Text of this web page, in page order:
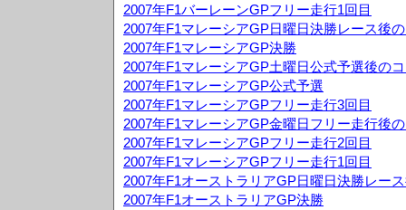
2007年F1バーレーンGPフリー走行1回目
2007年F1マレーシアGP日曜日決勝レース後
2007年F1マレーシアGP決勝
2007年F1マレーシアGP土曜日公式予選後の
2007年F1マレーシアGP公式予選
2007年F1マレーシアGPフリー走行3回目
2007年F1マレーシアGP金曜日フリー走行後
2007年F1マレーシアGPフリー走行2回目
2007年F1マレーシアGPフリー走行1回目
2007年F1オーストラリアGP日曜日決勝レー
2007年F1オーストラリアGP決勝